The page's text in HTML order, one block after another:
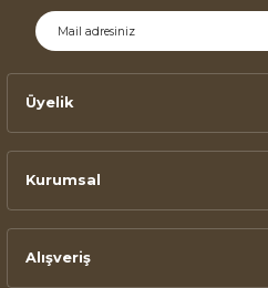
Üyelik
Kurumsal
Alışveriş